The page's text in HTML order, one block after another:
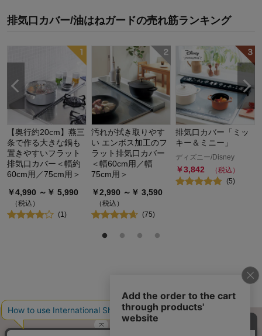
排気口カバー/油はねガードの売れ筋ランキング
【奥行約20cm】燕三
条で作る大きな鍋も
置きやすいフラット
排気口カバー＜幅約
60cm用／75cm用＞
￥4,990 ～￥ 5,990
（税込）
(1 )
汚れが拭き取りやす
い エンボス加工のフ
ラット排気口カバー
＜幅60cm用／幅
75cm用＞
￥2,990 ～￥ 3,590
（税込）
(75)
排気口カバー「ミッ
キー＆ミニー」
ディズニー/Disney
￥3,842
（税込）
(5)